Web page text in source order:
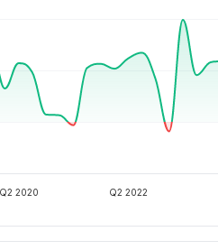
Q2 2020 Q2 2022